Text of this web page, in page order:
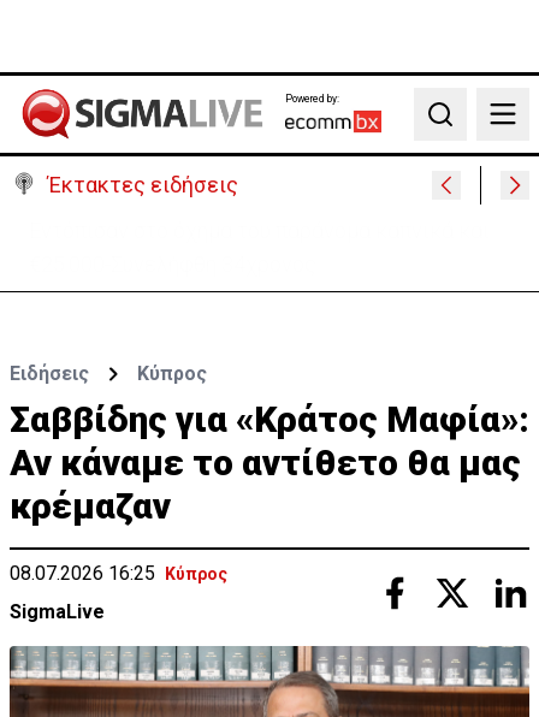
Powered by:
Search
Έκτακτες ειδήσεις
Ειδήσεις Κύπρος
Σαββίδης για «Κράτος Μαφία»:
Αν κάναμε το αντίθετο θα μας
κρέμαζαν
08.07.2026 16:25 Κύπρος
SigmaLive